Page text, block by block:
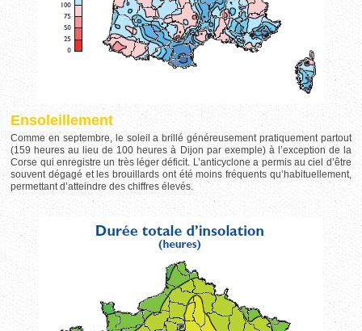
Ensoleillement
Comme en septembre, le soleil a brillé généreusement pratiquement partout
(159 heures au lieu de 100 heures à Dijon par exemple) à l’exception de la
Corse qui enregistre un très léger déficit. L’anticyclone a permis au ciel d’être
souvent dégagé et les brouillards ont été moins fréquents qu’habituellement,
permettant d’atteindre des chiffres élevés.